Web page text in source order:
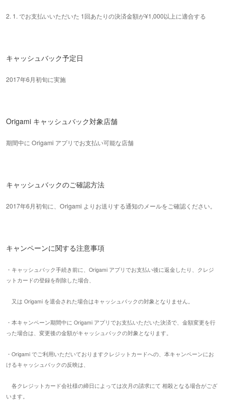
2. 1. でお支払いいただいた 1回あたりの決済金額が¥1,000以上に適合する
キャッシュバック予定日
2017年6月初旬に実施
Origami キャッシュバック対象店舗
期間中に Origami アプリでお支払い可能な店舗
キャッシュバックのご確認方法
2017年6月初旬に、Origami よりお送りする通知のメールをご確認ください。
キャンペーンに関する注意事項
・キャッシュバック手続き前に、Origami アプリでお支払い後に返金したり、クレジ
ットカードの登録を削除した場合、
又は Origami を退会された場合はキャッシュバックの対象となりません。
・本キャンペーン期間中に Origami アプリでお支払いただいた決済で、金額変更を行
った場合は、変更後の金額がキャッシュバックの対象となります。
・Origami でご利用いただいておりますクレジットカードへの、本キャンペーンにお
けるキャッシュバックの反映は、
各クレジットカード会社様の締日によっては次月の請求にて 相殺となる場合がござ
います。